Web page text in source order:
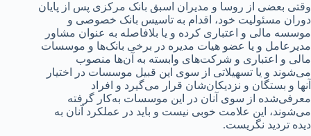
وقتی بعضی از روسا و مدیران اسبق بانک مرکزی پس از پایان
دوران مسئولیت خود، اقدام به تاسیس بانک خصوصی و
موسسه مالی و اعتباری کرده و یا بلافاصله به عنوان مشاور
مدیرعامل و یا عضو هیات مدیره در برخی بانک‌ها و موسسات
مالی و اعتباری و شرکت‌های وابسته به آن‌ها منصوب
می‌شوند و یا تسهیلاتی از سوی این قبیل موسسات در اختیار
آنها و بستگان و نزدیکان‌شان قرار می‌گیرد و افراد
معرفی‌شده از سوی آنان در این موسسات به‌کار گرفته
می‌شوند، این علامت خوبی نیست و باید در عملکرد آنان به
دیده تردید نگریست.